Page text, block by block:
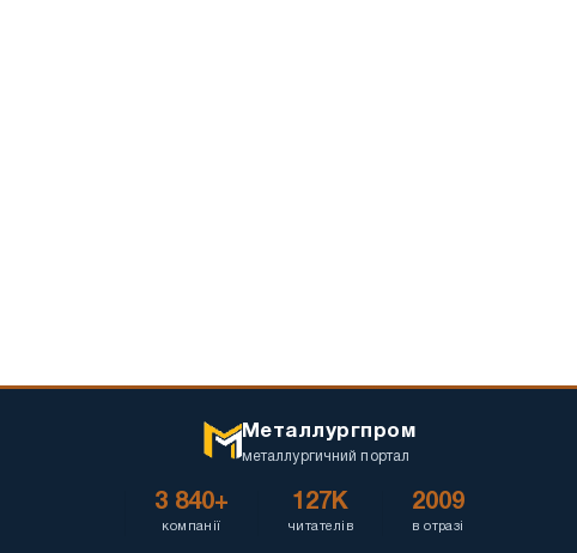
Металлургпром
металлургичний портал
3 840+
компанії
127K
читателів
2009
в отразі